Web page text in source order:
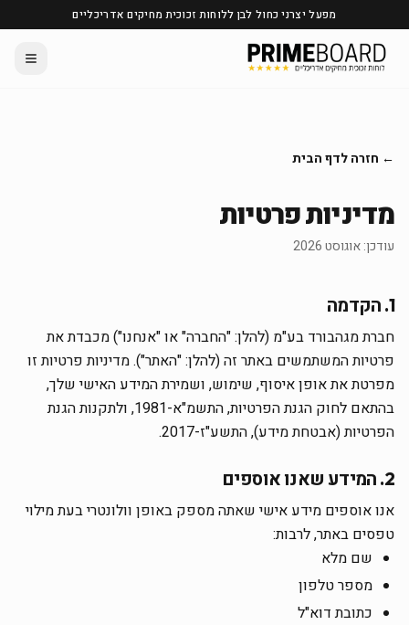
מפעל יצרני כחול לבן ללוחות זכוכית מחיקים אדריכליים
← חזרה לדף הבית
מדיניות פרטיות
עודכן: אוגוסט 2026
1. הקדמה
חברת מגהבורד בע"מ (להלן: "החברה" או "אנחנו") מכבדת את
פרטיות המשתמשים באתר זה (להלן: "האתר"). מדיניות פרטיות זו
מפרטת את אופן איסוף, שימוש, ושמירת המידע האישי שלך,
בהתאם לחוק הגנת הפרטיות, התשמ"א-1981, ולתקנות הגנת
הפרטיות (אבטחת מידע), התשע"ז-2017.
2. המידע שאנו אוספים
אנו אוספים מידע אישי שאתה מספק באופן וולונטרי בעת מילוי
טפסים באתר, לרבות:
שם מלא
מספר טלפון
כתובת דוא"ל